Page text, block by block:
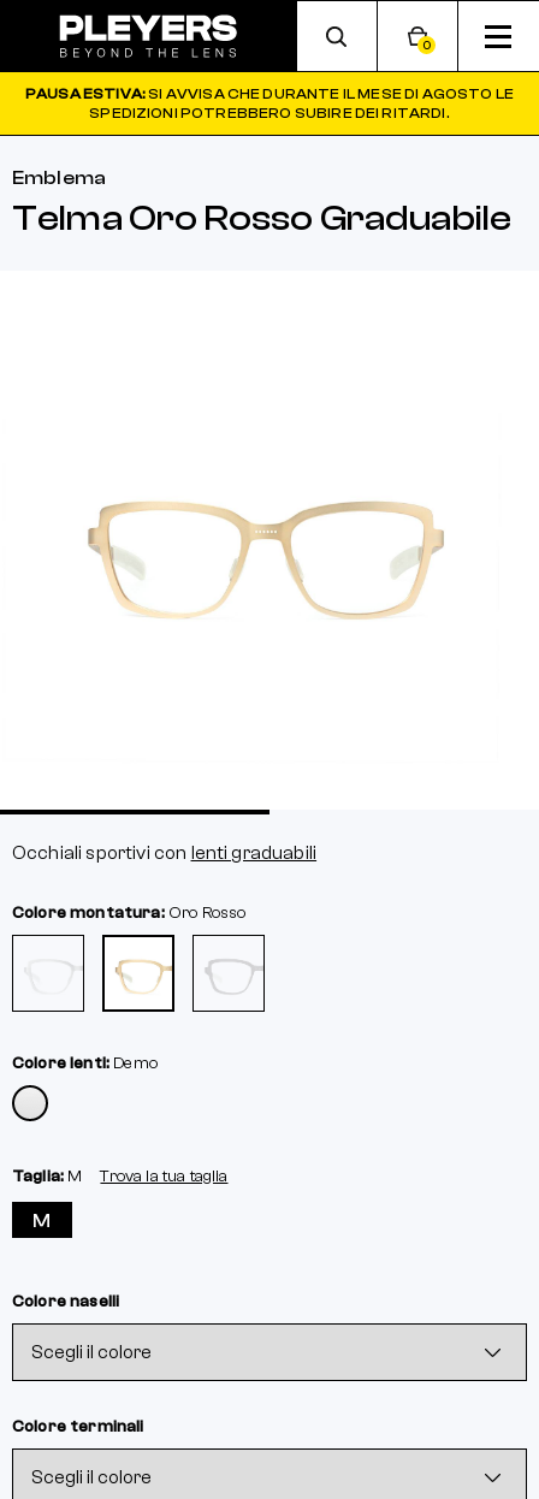
0
PAUSA ESTIVA:SI AVVISA CHE DURANTE IL MESE DI AGOSTO LE
SPEDIZIONI POTREBBERO SUBIRE DEI RITARDI.
Emblema
Telma Oro Rosso Graduabile
Occhiali sportivi con lenti graduabili
Colore montatura: Oro Rosso
Colore lenti: Demo
Taglia: M Trova la tua taglia
M
Colore naselli
Colore terminali